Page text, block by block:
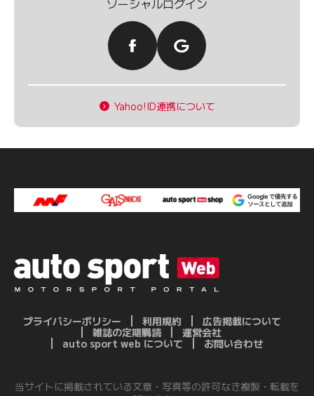
ソーシャルログイン
Yahoo!ID連携について
プライバシーポリシー 利用規約
広告掲載について
雑誌の定期購読
運営会社
auto sport web について
お問い合わせ
当サイトに掲載されている文章・写真等の許可なき複製・転載を